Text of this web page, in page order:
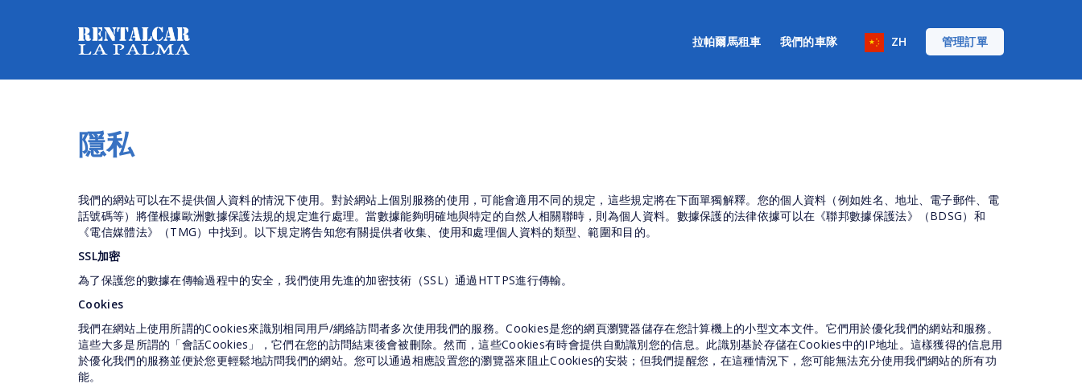
拉帕爾馬租車 我們的車隊 ZH 管理訂單
隱私
我們的網站可以在不提供個人資料的情況下使用。對於網站上個別服務的使用，可能會適用不同的規定，這些規定將在下面單獨解釋。您的個人資料（例如姓名、地址、電子郵件、電
話號碼等）將僅根據歐洲數據保護法規的規定進行處理。當數據能夠明確地與特定的自然人相關聯時，則為個人資料。數據保護的法律依據可以在《聯邦數據保護法》（BDSG）和
《電信媒體法》（TMG）中找到。以下規定將告知您有關提供者收集、使用和處理個人資料的類型、範圍和目的。
SSL加密
為了保護您的數據在傳輸過程中的安全，我們使用先進的加密技術（SSL）通過HTTPS進行傳輸。
Cookies
我們在網站上使用所謂的Cookies來識別相同用戶/網絡訪問者多次使用我們的服務。Cookies是您的網頁瀏覽器儲存在您計算機上的小型文本文件。它們用於優化我們的網站和服務。
這些大多是所謂的「會話Cookies」，它們在您的訪問結束後會被刪除。然而，這些Cookies有時會提供自動識別您的信息。此識別基於存儲在Cookies中的IP地址。這樣獲得的信息用
於優化我們的服務並便於您更輕鬆地訪問我們的網站。您可以通過相應設置您的瀏覽器來阻止Cookies的安裝；但我們提醒您，在這種情況下，您可能無法充分使用我們網站的所有功
能。